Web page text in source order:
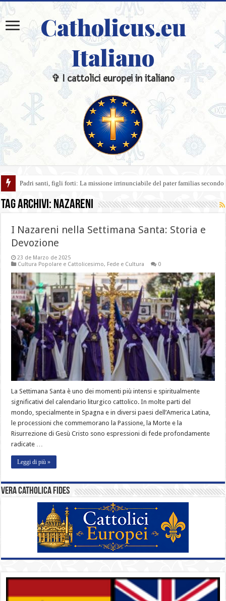
Catholicus.eu
Italiano
✞ I cattolici europei in italiano
Padri santi, figli forti: La missione irrinunciabile del pater familias secondo
Tag Archivi: Nazareni
I Nazareni nella Settimana Santa: Storia e
Devozione
23 de Marzo de 2025
Cultura Popolare e Cattolicesimo, Fede e Cultura 0
La Settimana Santa è uno dei momenti più intensi e spiritualmente
significativi del calendario liturgico cattolico. In molte parti del
mondo, specialmente in Spagna e in diversi paesi dell’America Latina,
le processioni che commemorano la Passione, la Morte e la
Risurrezione di Gesù Cristo sono espressioni di fede profondamente
radicate …
Leggi di più »
Vera catholica fides